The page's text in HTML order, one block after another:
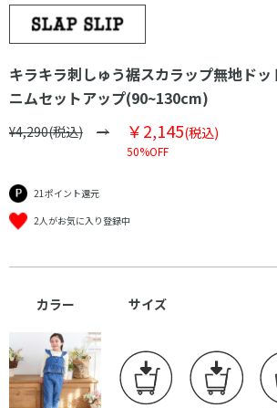
キラキラ刺しゅう裾スカラップ無地ド
ニムセットアップ(90~130cm)
¥4,290(税込) ￥2,145(税込)
50%OFF
21ポイント還元
2人がお気に入り登録中
カラー サイズ